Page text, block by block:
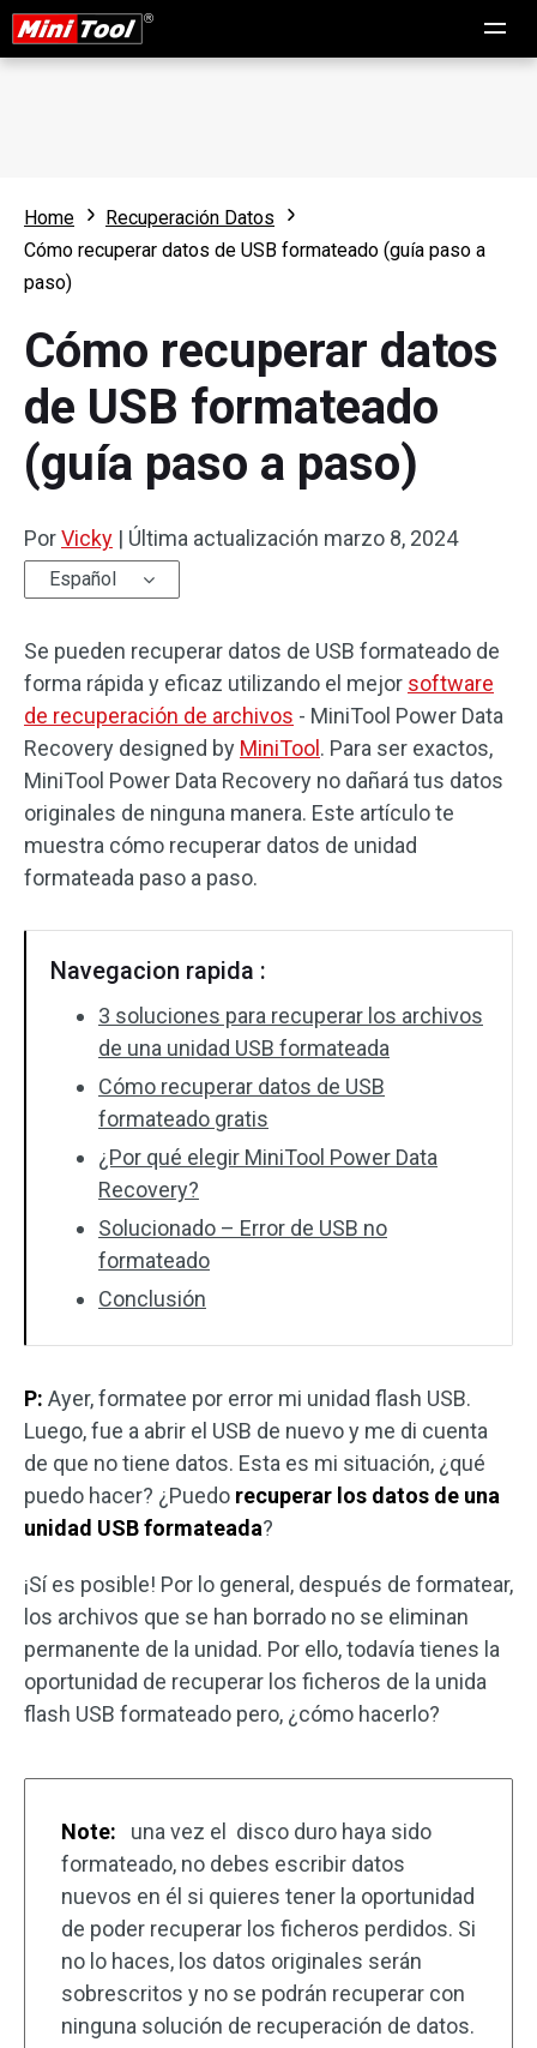
Home
Recuperación Datos
Cómo recuperar datos de USB formateado (guía paso a
paso)
Cómo recuperar datos
de USB formateado
(guía paso a paso)
PorVicky | Última actualización marzo 8, 2024
Español
Se pueden recuperar datos de USB formateado de
forma rápida y eficaz utilizando el mejor software
de recuperación de archivos - MiniTool Power Data
Recovery designed by MiniTool . Para ser exactos,
MiniTool Power Data Recovery no dañará tus datos
originales de ninguna manera. Este artículo te
muestra cómo recuperar datos de unidad
formateada paso a paso.
Navegacion rapida :
3 soluciones para recuperar los archivos
de una unidad USB formateada
Cómo recuperar datos de USB
formateado gratis
¿Por qué elegir MiniTool Power Data
Recovery?
Solucionado – Error de USB no
formateado
Conclusión
P: Ayer, formatee por error mi unidad flash USB.
Luego, fue a abrir el USB de nuevo y me di cuenta
de que no tiene datos. Esta es mi situación, ¿qué
puedo hacer? ¿Puedo recuperar los datos de una
unidad USB formateada?
¡Sí es posible! Por lo general, después de formatear,
los archivos que se han borrado no se eliminan
permanente de la unidad. Por ello, todavía tienes la
oportunidad de recuperar los ficheros de la unida
flash USB formateado pero, ¿cómo hacerlo?
Note:
una vez el disco duro haya sido
formateado, no debes escribir datos
nuevos en él si quieres tener la oportunidad
de poder recuperar los ficheros perdidos. Si
no lo haces, los datos originales serán
sobrescritos y no se podrán recuperar con
ninguna solución de recuperación de datos.